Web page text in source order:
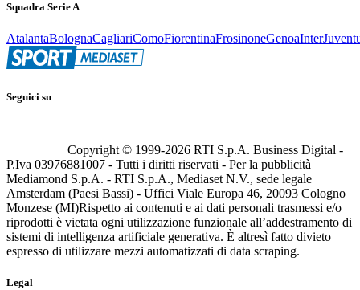
Squadra Serie A
AtalantaBolognaCagliariComoFiorentinaFrosinoneGenoaInter
Seguici su
Copyright © 1999-2026 RTI S.p.A. Business Digital -
P.Iva 03976881007 - Tutti i diritti riservati - Per la pubblicità
Mediamond S.p.A. - RTI S.p.A., Mediaset N.V., sede legale
Amsterdam (Paesi Bassi) - Uffici Viale Europa 46, 20093 Cologno
Monzese (MI)Rispetto ai contenuti e ai dati personali trasmessi e/o
riprodotti è vietata ogni utilizzazione funzionale all’addestramento di
sistemi di intelligenza artificiale generativa. È altresì fatto divieto
espresso di utilizzare mezzi automatizzati di data scraping.
Legal